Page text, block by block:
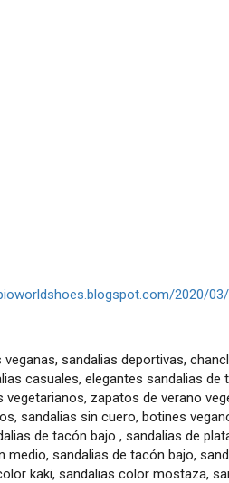
2020/03/
sandalias deportivas,
casuales, elegantes sandalias de
zapatos de verano
sandalias sin cuero, botines
de tacón bajo , sandalias de
sandalias de tacón bajo,
kaki, sandalias color mostaza,